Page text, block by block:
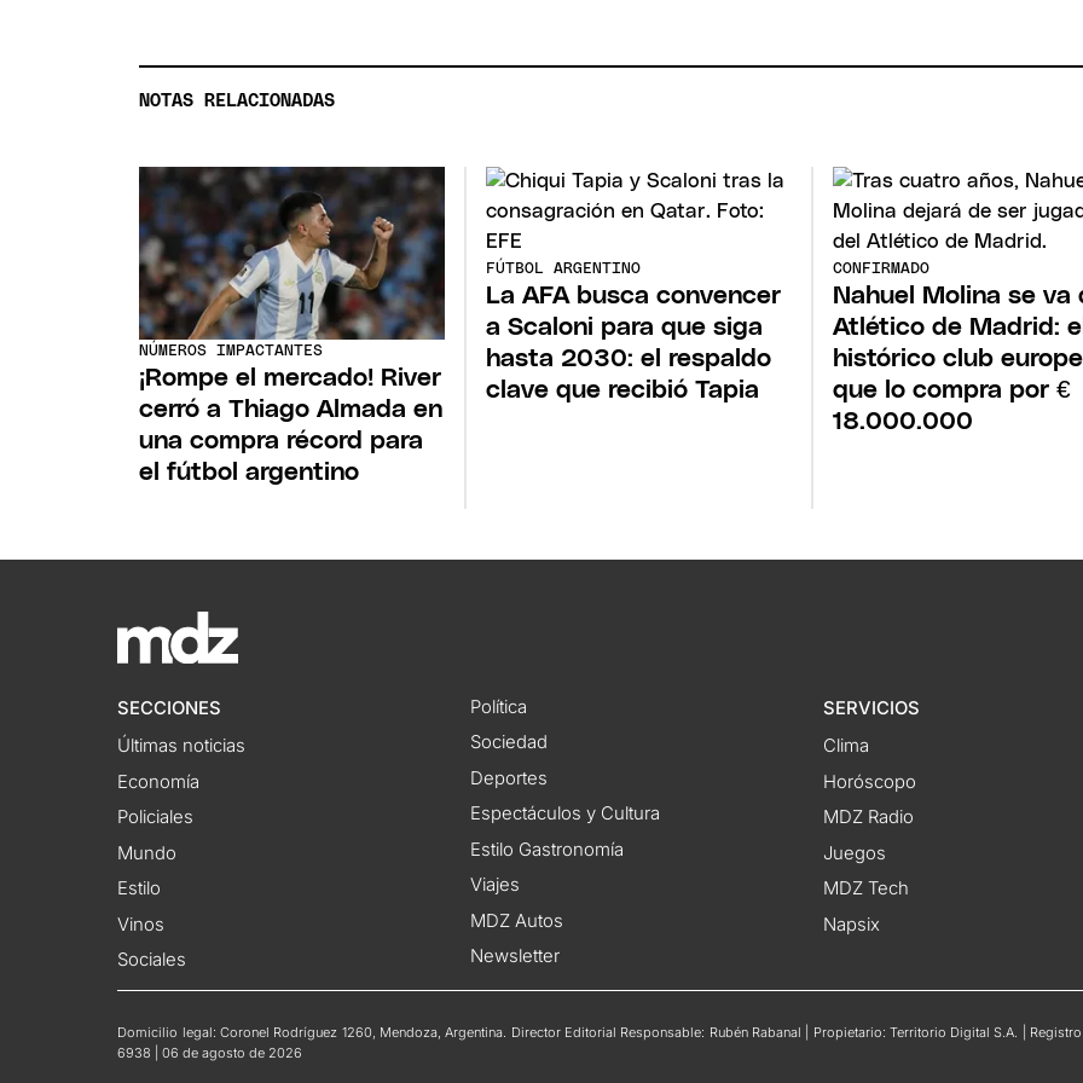
NOTAS RELACIONADAS
NÚMEROS IMPACTANTES
¡Rompe el mercado! River
cerró a Thiago Almada en
una compra récord para
el fútbol argentino
FÚTBOL ARGENTINO
La AFA busca convencer
a Scaloni para que siga
hasta 2030: el respaldo
clave que recibió Tapia
CONFIRMADO
Nahuel Molina se va
Atlético de Madrid: el
histórico club
que lo compra por €
18.000.000
SECCIONES
Últimas noticias
Economía
Policiales
Mundo
Estilo
Vinos
Sociales
Política
Sociedad
Deportes
Espectáculos y Cultura
Estilo Gastronomía
Viajes
MDZ Autos
Newsletter
SERVICIOS
Clima
Horóscopo
MDZ Radio
Juegos
MDZ Tech
Napsix
Domicilio legal: Coronel Rodríguez 1260, Mendoza, Argentina. Director Editorial Responsable: Rubén Rabanal | Propietario: Territorio Digital S.A. |
6938 | 06 de agosto de 2026